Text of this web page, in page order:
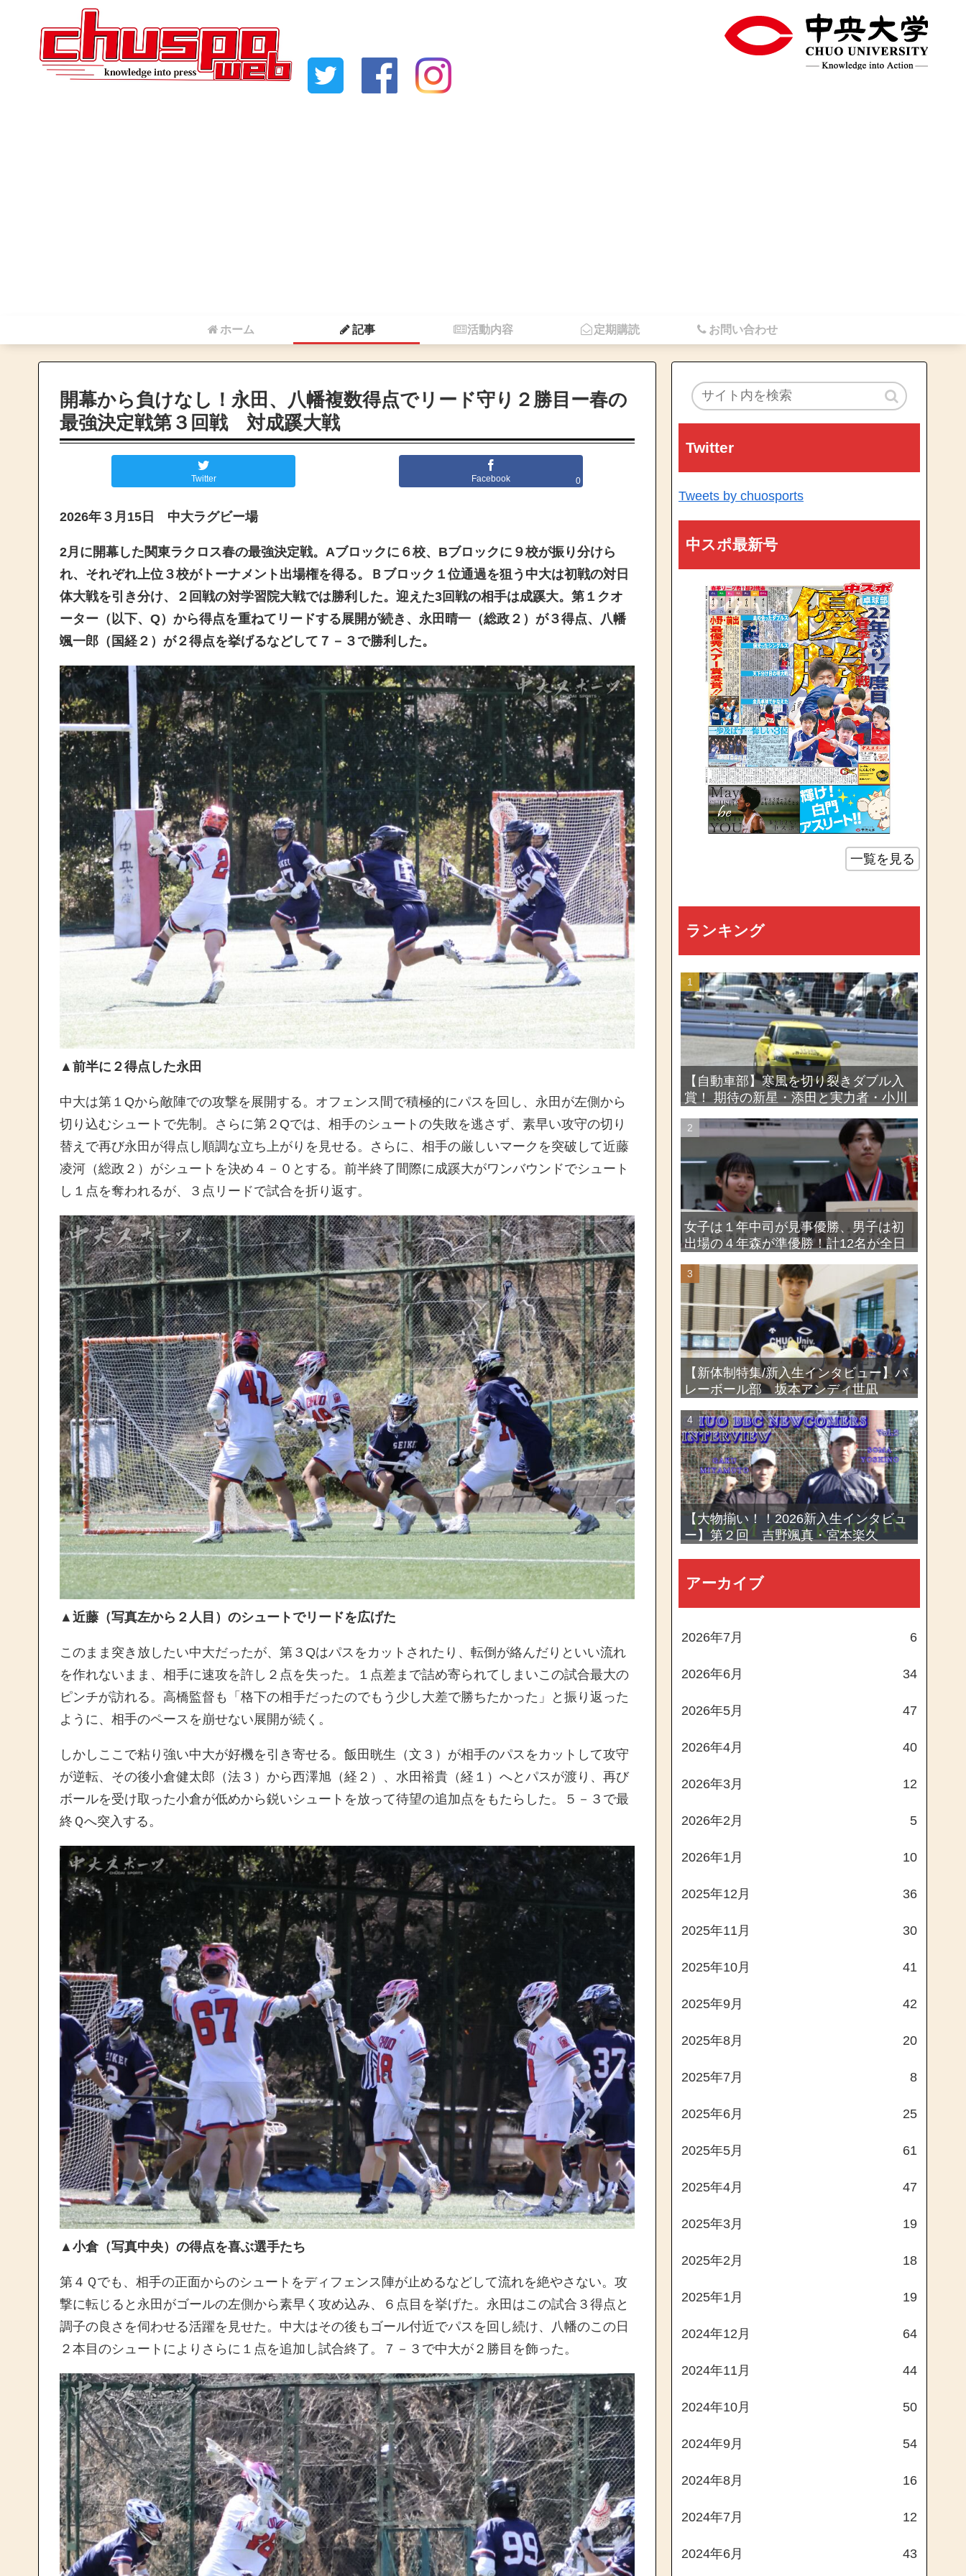
ホーム 記事 活動内容 定期購読 お問い合わせ
開幕から負けなし！永田、八幡複数得点でリード守り２勝目ー春の
最強決定戦第３回戦 対成蹊大戦
Twitter Facebook 0
2026年３月15日 中大ラグビー場
2月に開幕した関東ラクロス春の最強決定戦。Aブロックに６校、Bブロックに９校が振り分けら
れ、それぞれ上位３校がトーナメント出場権を得る。Ｂブロック１位通過を狙う中大は初戦の対日
体大戦を引き分け、２回戦の対学習院大戦では勝利した。迎えた3回戦の相手は成蹊大。第１クオ
ーター（以下、Q）から得点を重ねてリードする展開が続き、永田晴一（総政２ ）が３得点、八幡
颯一郎（ 国経２） が２得点を挙げるなどして７－３で勝利した。
▲前半に２得点した永田
中大は第１Qから敵陣での攻撃を展開する。オフェンス間で積極的にパスを回し、永田が左側から
切り込むシュートで先制。さらに第２Qでは、相手のシュートの失敗を逃さず、素早い攻守の切り
替えで再び永田が得点し順調な立ち上がりを見せる。さらに、相手の厳しいマークを突破して近藤
凌河（総政２）がシュートを決め４－０とする。前半終了間際に成蹊大がワンバウンドでシュート
し１点を奪われるが、３点リードで試合を折り返す。
▲近藤（写真左から２人目）のシュートでリードを広げた
このまま突き放したい中大だったが、第３Qはパスをカットされたり、転倒が絡んだりといい流れ
を作れないまま、相手に速攻を許し２点を失った。１点差まで詰め寄られてしまいこの試合最大の
ピンチが訪れる。高橋監督も「格下の相手だったのでもう少し大差で勝ちたかった」と振り返った
ように、相手のペースを崩せない展開が続く。
しかしここで粘り強い中大が好機を引き寄せる。飯田晄生（文３）が相手のパスをカットして攻守
が逆転、その後小倉健太郎（法３）から西澤旭（経２）、水田裕貴（経１）へとパスが渡り、再び
ボールを受け取った小倉が低めから鋭いシュートを放って待望の追加点をもたらした。５－３で最
終Ｑへ突入する。
▲小倉（写真中央）の得点を喜ぶ選手たち
第４Ｑでも、相手の正面からのシュートをディフェンス陣が止めるなどして流れを絶やさない。攻
撃に転じると永田がゴールの左側から素早く攻め込み、６点目を挙げた。永田はこの試合３得点と
調子の良さを伺わせる活躍を見せた。中大はその後もゴール付近でパスを回し続け、八幡のこの日
２本目のシュートによりさらに１点を追加し試合終了。７－３で中大が２勝目を飾った。
Twitter
Tweets by chuosports
中スポ最新号
一覧を見る
ランキング
【自動車部】寒風を切り裂きダブル入
賞！ 期待の新星・添田と実力者・小川
大会2026
女子は１年中司が見事優勝、男子は初
出場の４年森が準優勝！計12名が全日
剣道選手権大会・第72回関東学生剣道
選手権大会
【新体制特集/新入生インタビュー】バ
レーボール部 坂本アンディ世凪
【大物揃い！！2026新入生インタビュ
ー】第２回 吉野颯真・宮本楽久
アーカイブ
2026年7月 6
2026年6月 34
2026年5月 47
2026年4月 40
2026年3月 12
2026年2月 5
2026年1月 10
2025年12月 36
2025年11月 30
2025年10月 41
2025年9月 42
2025年8月 20
2025年7月 8
2025年6月 25
2025年5月 61
2025年4月 47
2025年3月 19
2025年2月 18
2025年1月 19
2024年12月 64
2024年11月 44
2024年10月 50
2024年9月 54
2024年8月 16
2024年7月 12
2024年6月 43